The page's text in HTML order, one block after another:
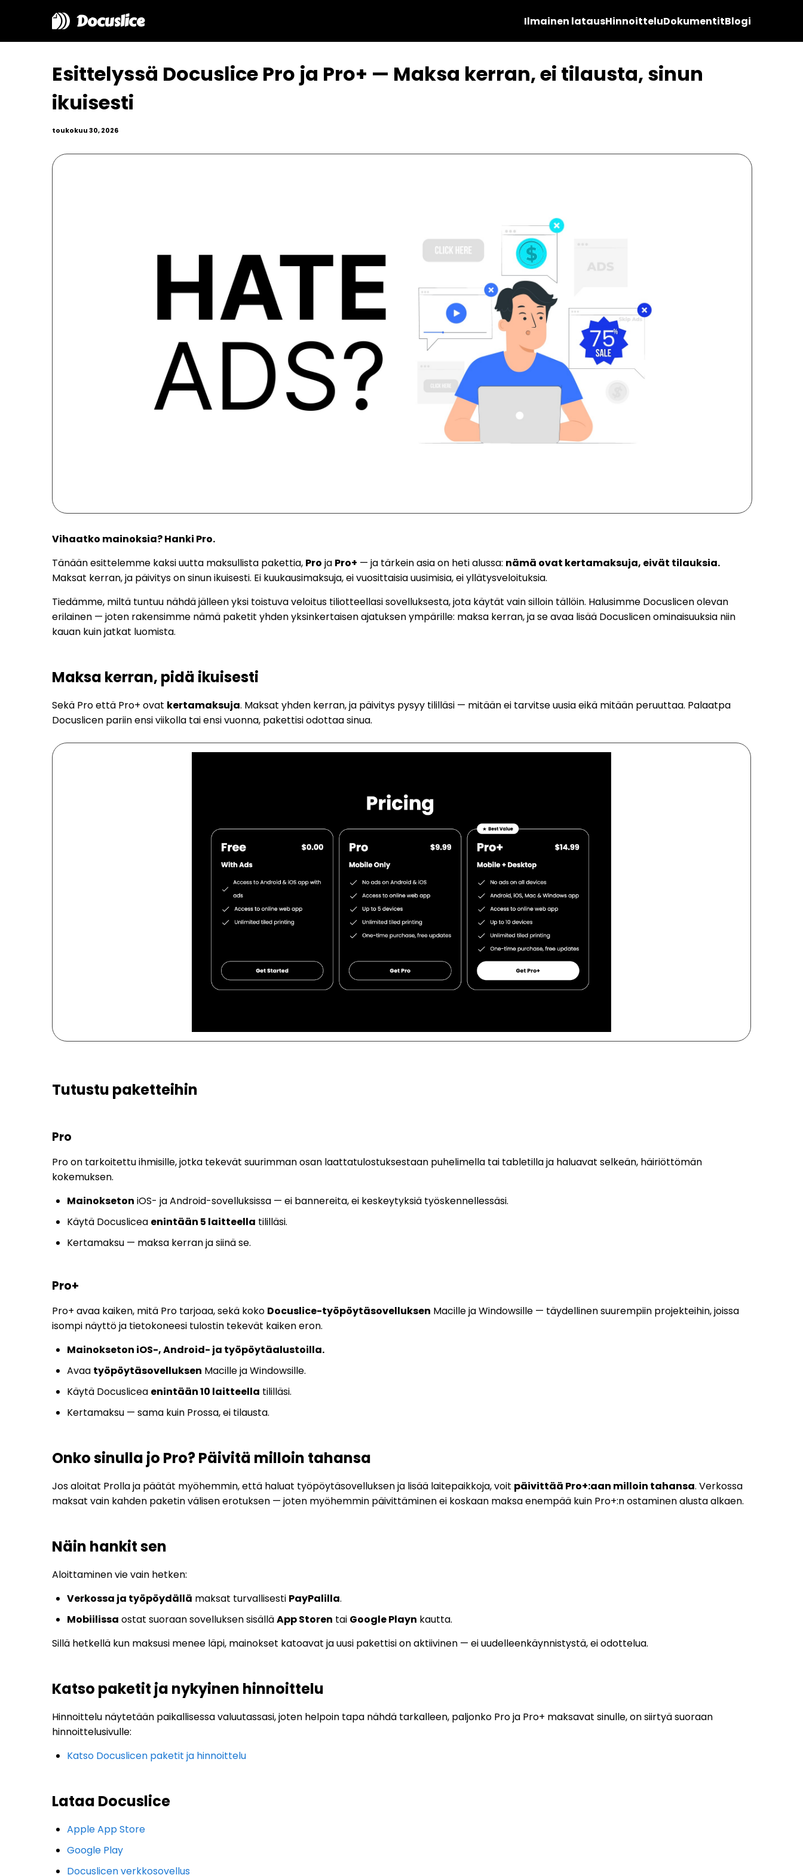
Docuslice Ilmainen latausHinnoitteluDokumentitBlogi
Esittelyssä Docuslice Pro ja Pro+ — Maksa kerran, ei tilausta, sinun
ikuisesti
toukokuu 30, 2026
Vihaatko mainoksia? Hanki Pro.
Tänään esittelemme kaksi uutta maksullista pakettia, Pro ja Pro+ — ja tärkein asia on heti alussa: nämä ovat kertamaksuja, eivät tilauksia.
Maksat kerran, ja päivitys on sinun ikuisesti. Ei kuukausimaksuja, ei vuosittaisia uusimisia, ei yllätysveloituksia.
Tiedämme, miltä tuntuu nähdä jälleen yksi toistuva veloitus tiliotteellasi sovelluksesta, jota käytät vain silloin tällöin. Halusimme Docuslicen olevan
erilainen — joten rakensimme nämä paketit yhden yksinkertaisen ajatuksen ympärille: maksa kerran, ja se avaa lisää Docuslicen ominaisuuksia niin
kauan kuin jatkat luomista.
Maksa kerran, pidä ikuisesti
Sekä Pro että Pro+ ovat kertamaksuja. Maksat yhden kerran, ja päivitys pysyy tililläsi — mitään ei tarvitse uusia eikä mitään peruuttaa. Palaatpa
Docuslicen pariin ensi viikolla tai ensi vuonna, pakettisi odottaa sinua.
Tutustu paketteihin
Pro
Pro on tarkoitettu ihmisille, jotka tekevät suurimman osan laattatulostuksestaan puhelimella tai tabletilla ja haluavat selkeän, häiriöttömän
kokemuksen.
Mainokseton iOS- ja Android-sovelluksissa — ei bannereita, ei keskeytyksiä työskennellessäsi.
Käytä Docuslicea enintään 5 laitteella tililläsi.
Kertamaksu — maksa kerran ja siinä se.
Pro+
Pro+ avaa kaiken, mitä Pro tarjoaa, sekä koko Docuslice-työpöytäsovelluksen Macille ja Windowsille — täydellinen suurempiin projekteihin, joissa
isompi näyttö ja tietokoneesi tulostin tekevät kaiken eron.
Mainokseton iOS-, Android- ja työpöytäalustoilla.
Avaa työpöytäsovelluksen Macille ja Windowsille.
Käytä Docuslicea enintään 10 laitteella tililläsi.
Kertamaksu — sama kuin Prossa, ei tilausta.
Onko sinulla jo Pro? Päivitä milloin tahansa
Jos aloitat Prolla ja päätät myöhemmin, että haluat työpöytäsovelluksen ja lisää laitepaikkoja, voit päivittää Pro+:aan milloin tahansa. Verkossa
maksat vain kahden paketin välisen erotuksen — joten myöhemmin päivittäminen ei koskaan maksa enempää kuin Pro+:n ostaminen alusta alkaen.
Näin hankit sen
Aloittaminen vie vain hetken:
Verkossa ja työpöydällä maksat turvallisesti PayPalilla.
Mobiilissa ostat suoraan sovelluksen sisälläApp Storen tai Google Playn kautta.
Sillä hetkellä kun maksusi menee läpi, mainokset katoavat ja uusi pakettisi on aktiivinen — ei uudelleenkäynnistystä, ei odottelua.
Katso paketit ja nykyinen hinnoittelu
Hinnoittelu näytetään paikallisessa valuutassasi, joten helpoin tapa nähdä tarkalleen, paljonko Pro ja Pro+ maksavat sinulle, on siirtyä suoraan
hinnoittelusivulle:
Katso Docuslicen paketit ja hinnoittelu
Lataa Docuslice
Apple App Store
Google Play
Docuslicen verkkosovellus